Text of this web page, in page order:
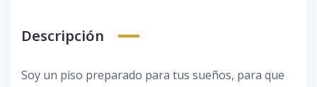
Descripción
Soy un piso preparado para tus sueños, para que